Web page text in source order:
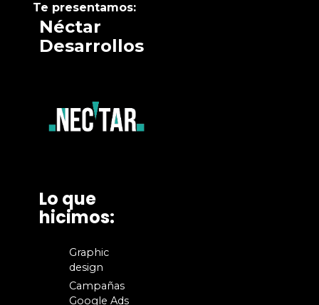
Te presentamos:
Néctar
Desarrollos
Lo que
hicimos:
Graphic
design
Campañas
Google Ads